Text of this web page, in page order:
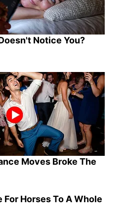
Notice You?
Moves Broke The
For Horses To A Whole